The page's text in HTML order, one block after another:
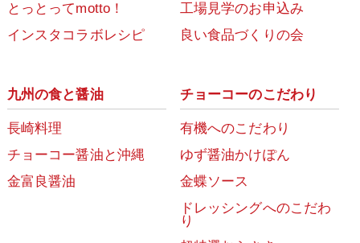
とっとってmotto！
インスタコラボレシピ
工場見学のお申込み
良い食品づくりの会
九州の食と醤油
長崎料理
チョーコー醤油と沖縄
金富良醤油
チョーコーのこだわり
有機へのこだわり
ゆず醤油かけぽん
金蝶ソース
ドレッシングへのこだわ
り